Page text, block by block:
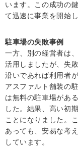
います。この成功の
て迅速に事業を開始
駐車場の失敗事例
一方、別の経営者は
活用しましたが、失
沿いであれば利用者
アスファルト舗装の
は無料の駐車場があ
した。結果、高い初
ことになりました。
あっても、安易な考
しています。